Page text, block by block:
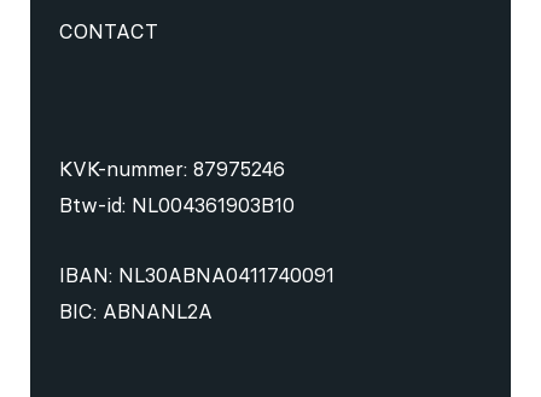
CONTACT
KVK-nummer: 87975246
Btw-id: NL004361903B10
IBAN: NL30ABNA0411740091
BIC: ABNANL2A